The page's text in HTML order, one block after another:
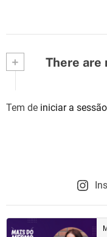
+ There are
Tem de iniciar a sessão